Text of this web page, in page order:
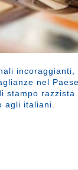
incoraggianti,
nel
stampo
agli italiani.